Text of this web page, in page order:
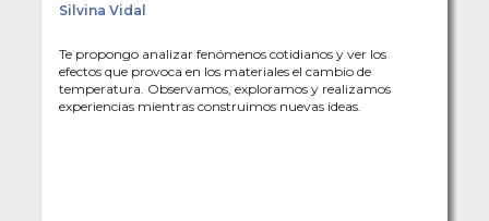
Silvina Vidal
Te propongo analizar fenómenos cotidianos y ver los
efectos que provoca en los materiales el cambio de
temperatura. Observamos, exploramos y realizamos
experiencias mientras construimos nuevas ideas.